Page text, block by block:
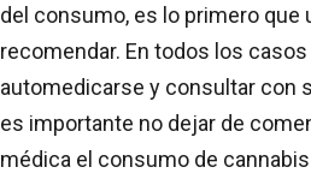
del consumo, es lo primero que
recomendar. En todos los
automedicarse y consultar con
es importante no dejar de
médica el consumo de